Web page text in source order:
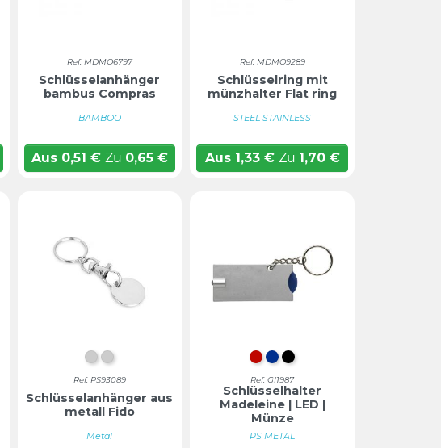
Ref: MDMO6797
Schlüsselanhänger
bambus Compras
BAMBOO
Aus0,51 € Zu 0,65 €
Ref: MDMO9289
Schlüsselring mit
münzhalter Flat ring
STEEL STAINLESS
Aus1,33 € Zu 1,70 €
VERCHROMT
Verchromt
Ref: PS93089
Schlüsselanhänger aus
metall Fido
Metal
RotBlauSchwarz
Ref: GI1987
Schlüsselhalter
Madeleine | LED |
Münze
PS METAL